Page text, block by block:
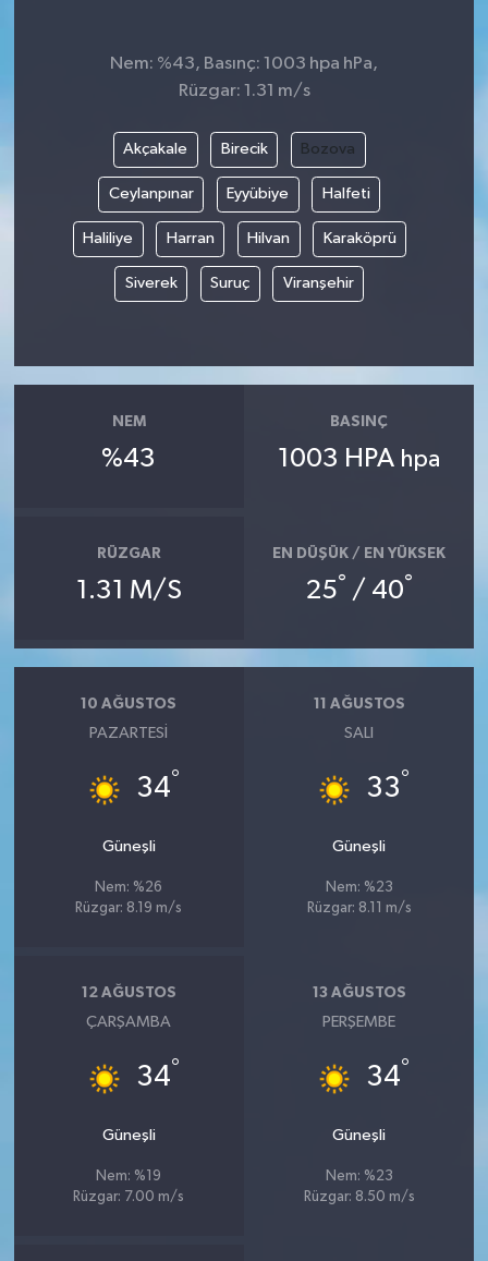
Nem: %43, Basınç: 1003 hpa hPa,
Rüzgar: 1.31 m/s
Akçakale Birecik Bozova
Ceylanpınar Eyyübiye Halfeti
Haliliye Harran Hilvan Karaköprü
Siverek Suruç Viranşehir
NEM
%43
BASINÇ
1003 HPA hpa
RÜZGAR
1.31 M/S
EN DÜŞÜK / EN YÜKSEK
25° / 40°
10 AĞUSTOS
PAZARTESI
34°
Güneşli
Nem: %26
Rüzgar: 8.19 m/s
11 AĞUSTOS
SALI
33°
Güneşli
Nem: %23
Rüzgar: 8.11 m/s
12 AĞUSTOS
ÇARŞAMBA
34°
Güneşli
Nem: %19
Rüzgar: 7.00 m/s
13 AĞUSTOS
PERŞEMBE
34°
Güneşli
Nem: %23
Rüzgar: 8.50 m/s